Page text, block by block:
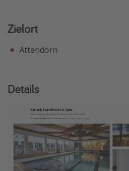
Zielort
Attendorn
Details